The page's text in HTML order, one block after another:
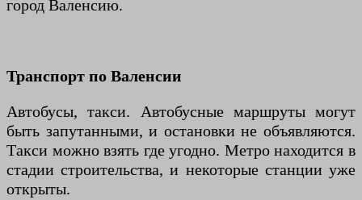
город Валенсию.
Транспорт по Валенсии
Автобусы, такси. Автобусные маршруты могут
быть запутанными, и остановки не объявляются.
Такси можно взять где угодно. Метро находится в
стадии строительства, и некоторые станции уже
открыты.